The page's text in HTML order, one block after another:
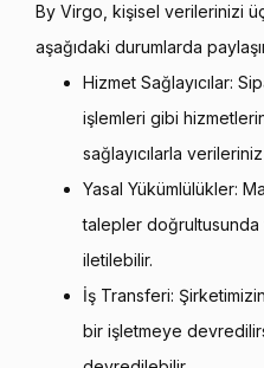
By Virgo, kişisel verilerinizi
aşağıdaki durumlarda
Hizmet Sağlayıcılar:
işlemleri gibi
sağlayıcılarla
Yasal Yükümlülükler:
talepler
iletilebilir.
İş Transferi:
bir işletmeye